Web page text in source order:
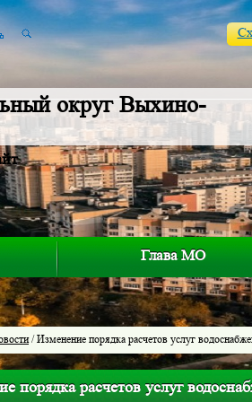
округ Выхино-
Глава МО
/ Изменение порядка расчетов услуг
порядка расчетов услуг